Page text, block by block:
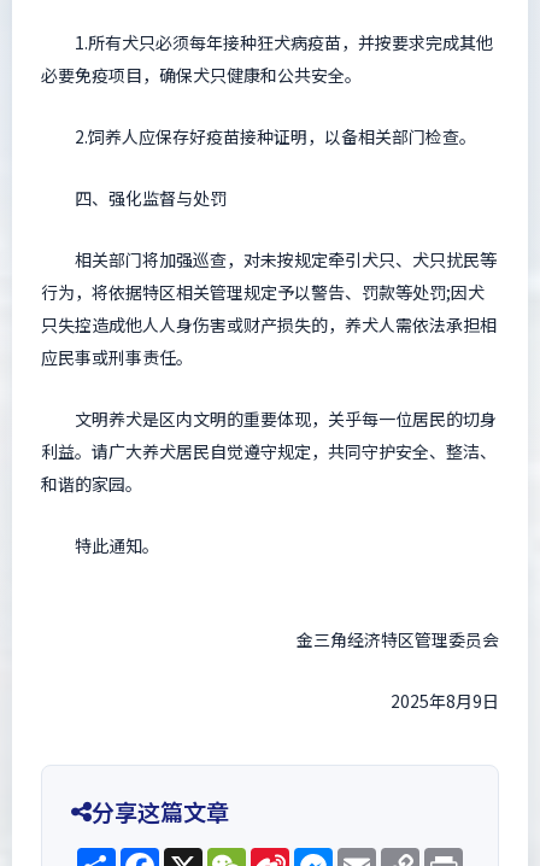
1.所有犬只必须每年接种狂犬病疫苗，并按要求完成其他
必要免疫项目，确保犬只健康和公共安全。
2.饲养人应保存好疫苗接种证明，以备相关部门检查。
四、强化监督与处罚
相关部门将加强巡查，对未按规定牵引犬只、犬只扰民等
行为，将依据特区相关管理规定予以警告、罚款等处罚;因犬
只失控造成他人人身伤害或财产损失的，养犬人需依法承担相
应民事或刑事责任。
文明养犬是区内文明的重要体现，关乎每一位居民的切身
利益。请广大养犬居民自觉遵守规定，共同守护安全、整洁、
和谐的家园。
特此通知。
金三角经济特区管理委员会
2025年8月9日
分享这篇文章
ShareFacebook
X WeChat
Sina Messenger
EmailCopy